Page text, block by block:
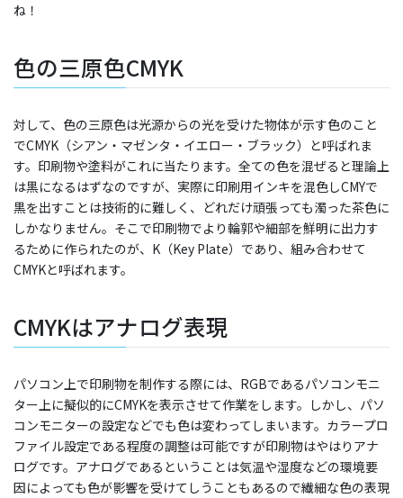
ね！
色の三原色CMYK
対して、色の三原色は光源からの光を受けた物体が示す色のこと
でCMYK（シアン・マゼンタ・イエロー・ブラック）と呼ばれま
す。印刷物や塗料がこれに当たります。全ての色を混ぜると理論上
は黒になるはずなのですが、実際に印刷用インキを混色しCMYで
黒を出すことは技術的に難しく、どれだけ頑張っても濁った茶色に
しかなりません。そこで印刷物でより輪郭や細部を鮮明に出力す
るために作られたのが、K（Key Plate）であり、組み合わせて
CMYKと呼ばれます。
CMYKはアナログ表現
パソコン上で印刷物を制作する際には、RGBであるパソコンモニ
ター上に擬似的にCMYKを表示させて作業をします。しかし、パソ
コンモニターの設定などでも色は変わってしまいます。カラープロ
ファイル設定である程度の調整は可能ですが印刷物はやはりアナ
ログです。アナログであるということは気温や湿度などの環境要
因によっても色が影響を受けてしうこともあるので繊細な色の表現